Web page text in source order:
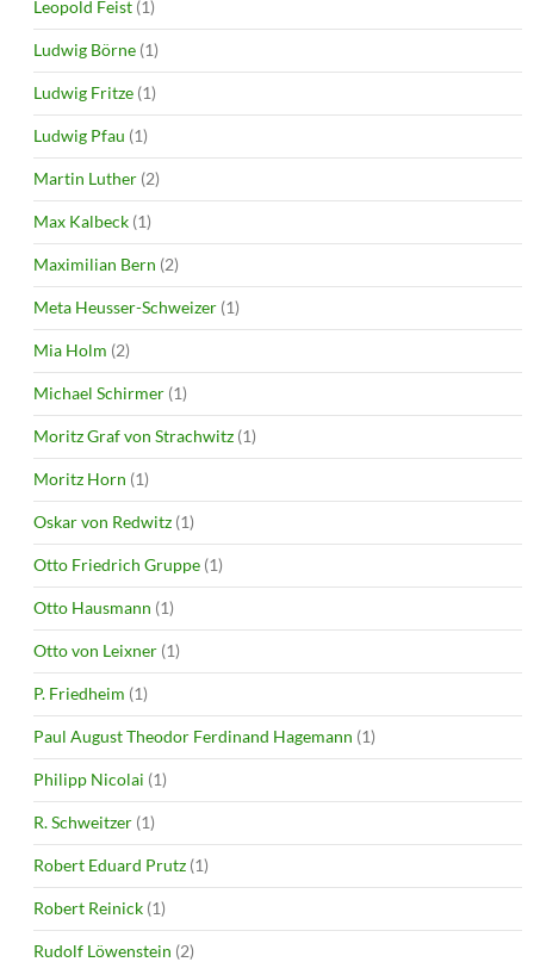
Leopold Feist (1)
Ludwig Börne (1)
Ludwig Fritze (1)
Ludwig Pfau (1)
Martin Luther (2)
Max Kalbeck (1)
Maximilian Bern (2)
Meta Heusser-Schweizer (1)
Mia Holm (2)
Michael Schirmer (1)
Moritz Graf von Strachwitz (1)
Moritz Horn (1)
Oskar von Redwitz (1)
Otto Friedrich Gruppe (1)
Otto Hausmann (1)
Otto von Leixner (1)
P. Friedheim (1)
Paul August Theodor Ferdinand Hagemann (1)
Philipp Nicolai (1)
R. Schweitzer (1)
Robert Eduard Prutz (1)
Robert Reinick (1)
Rudolf Löwenstein (2)